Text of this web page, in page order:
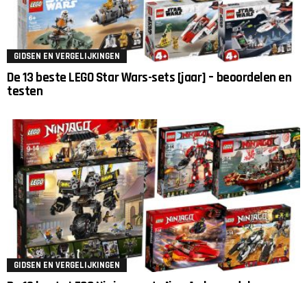
GIDSEN EN VERGELIJKINGEN
De 13 beste LEGO Star Wars-sets [jaar] – beoordelen en
testen
GIDSEN EN VERGELIJKINGEN